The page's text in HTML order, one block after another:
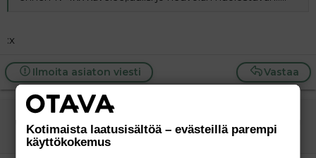
:x
Vastaa
Ilmoita asiaton viesti
mollamaija
Jäsen
Kotimaista laatusisältöä – evästeillä parempi
käyttökokemus